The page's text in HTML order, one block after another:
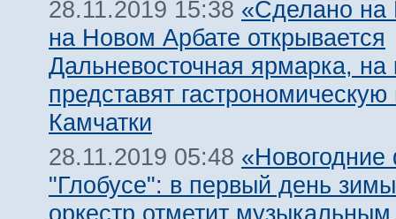
28.11.2019 15:38 «Сделано на
на Новом Арбате открывается
Дальневосточная ярмарка, на
представят
Камчатки
28.11.2019 05:48
"Глобусе": в первый день
оркестр отметит музыкальным